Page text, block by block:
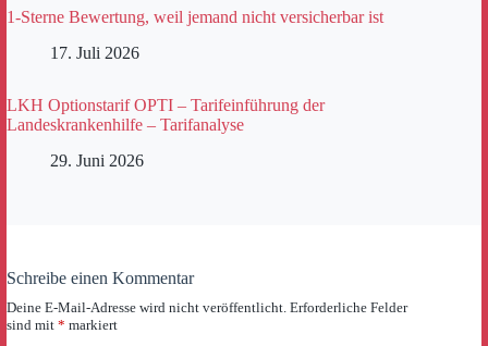
1-Sterne Bewertung, weil jemand nicht versicherbar ist
17. Juli 2026
LKH Optionstarif OPTI – Tarifeinführung der
Landeskrankenhilfe – Tarifanalyse
29. Juni 2026
Schreibe einen Kommentar
Deine E-Mail-Adresse wird nicht veröffentlicht. Erforderliche Felder
sind mit * markiert